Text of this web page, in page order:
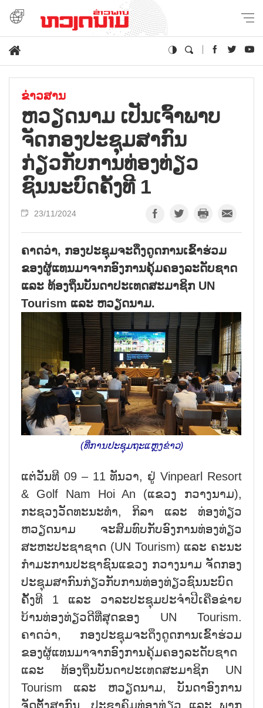
ຂ່າວສານ
ຫວຽດນາມ ເປັນເຈົ້າພາບ
ຈັດກອງປະຊຸມສາກົນ
ກ່ຽວກັບການທ່ອງທ່ຽວ
ຊົນນະບົດຄັ້ງທີ 1
23/11/2024
ຄາດວ່າ, ກອງປະຊຸມຈະດຶງດູດການເຂົ້າຮ່ວມ
ຂອງຜູ້ແທນມາຈາກອົງການຄຸ້ມຄອງລະດັບຊາດ
ແລະ ທ້ອງຖິ່ນບັນດາປະເທດສະມາຊິກ UN
Tourism ແລະ ຫວຽດນາມ.
(ທີ່ການປະຊຸມຖະແຫຼງຂ່າວ)
ແຕ່ວັນທີ 09 – 11 ທັນວາ, ຢູ່ Vinpearl Resort
& Golf Nam Hoi An (ແຂວງ ກວາງນາມ),
ກະຊວງວັດທະນະທຳ, ກິລາ ແລະ ທ່ອງທ່ຽວ
ຫວຽດນາມ ຈະສົມທົບກັບອົງການທ່ອງທ່ຽວ
ສະຫະປະຊາຊາດ (UN Tourism) ແລະ ຄະນະ
ກຳມະການປະຊາຊົນແຂວງ ກວາງນາມ ຈັດກອງ
ປະຊຸມສາກົນກ່ຽວກັບການທ່ອງທ່ຽວຊົນນະບົດ
ຄັ້ງທີ 1 ແລະ ວາລະປະຊຸມປະຈຳປີເຄືອຂ່າຍ
ບ້ານທ່ອງທ່ຽວດີທີ່ສຸດຂອງ UN Tourism.
ຄາດວ່າ, ກອງປະຊຸມຈະດຶງດູດການເຂົ້າຮ່ວມ
ຂອງຜູ້ແທນມາຈາກອົງການຄຸ້ມຄອງລະດັບຊາດ
ແລະ ທ້ອງຖິ່ນບັນດາປະເທດສະມາຊິກ UN
Tourism ແລະ ຫວຽດນາມ, ບັນດາອົງການ
ຈັດຕັ້ງສາກົນ, ປະຊາຄົມທ່ອງທ່ຽວ ແລະ ພາກ